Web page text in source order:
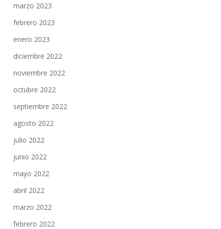
marzo 2023
febrero 2023
enero 2023
diciembre 2022
noviembre 2022
octubre 2022
septiembre 2022
agosto 2022
julio 2022
junio 2022
mayo 2022
abril 2022
marzo 2022
febrero 2022